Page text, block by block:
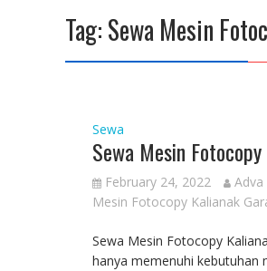
Tag:Sewa Mesin
Sewa
Sewa Mesin
February 24, 2022 Adva
Mesin Fotocopy Kalianak
Sewa Mesin Fotocopy
hanya memenuhi kebutuhan